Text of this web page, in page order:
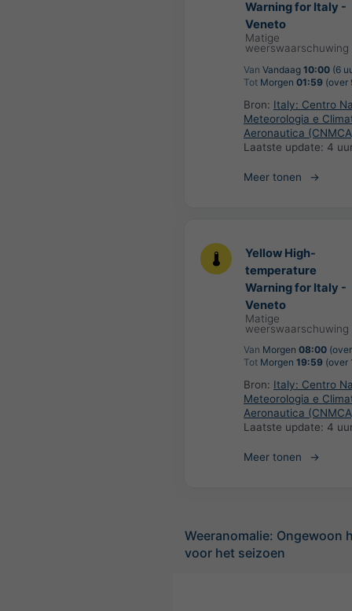
Warning for Italy -
Veneto
Matige
weerswaarschuwing
Van Vandaag 10:00 (6
Tot Morgen 01:59 (over
Bron: Italy: Centro
Meteorologia e
Aeronautica
Laatste update: 4
Meer tonen
Yellow High-
temperature
Warning for Italy -
Veneto
Matige
weerswaarschuwing
Van Morgen 08:00
Tot Morgen 19:59 (over
Bron: Italy: Centro
Meteorologia e
Aeronautica
Laatste update: 4
Meer tonen
Weeranomalie: Ongewoon
voor het seizoen